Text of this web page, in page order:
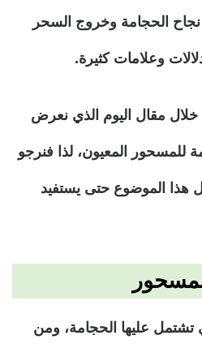
نجاح الحجامة وخروج السحر
وعلامات كثيرة.
مقال اليوم الذي نعرض
للمسحور المعيون، لذا فنرجو
هذا الموضوع حتى يستفيد
تشتمل عليها الحجامة، ومن